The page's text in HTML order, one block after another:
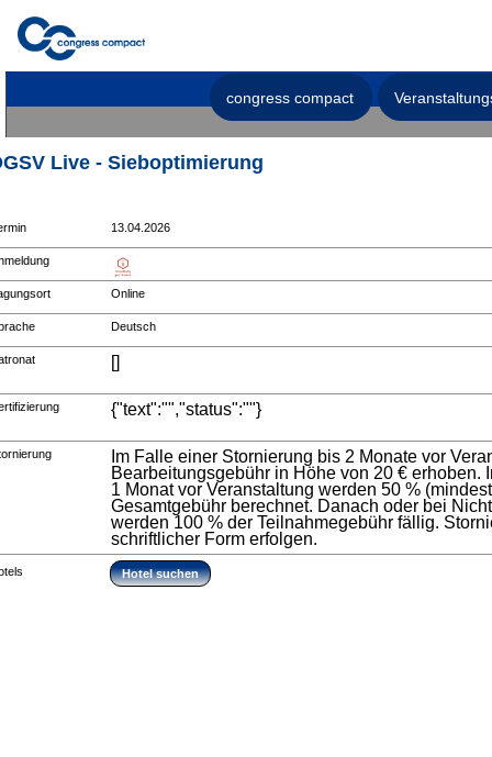
congress compact
Live - Sieboptimierung
13.04.2026
Online
Deutsch
[]
{"text":"","status":""}
Im Falle einer Stornierung bis 2 Monate vor
Bearbeitungsgebühr in Höhe von 20 € erhoben.
1 Monat vor Veranstaltung werden 50 %
Gesamtgebühr berechnet. Danach oder bei
werden 100 % der Teilnahmegebühr fällig.
schriftlicher Form erfolgen.
Hotel suchen